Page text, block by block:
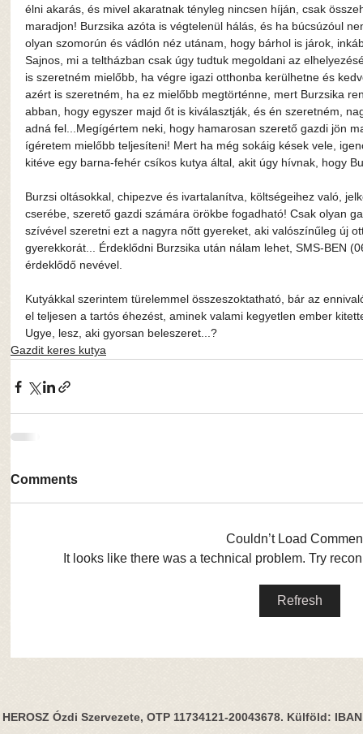
élni akarás, és mivel akaratnak tényleg nincsen híján, csak
maradjon! Burzsika azóta is végtelenül hálás, és ha búcsúzóul
olyan szomorún és vádlón néz utánam, hogy bárhol is járok,
Sajnos, mi a teltházban csak úgy tudtuk megoldani az
is szeretném mielőbb, ha végre igazi otthonba kerülhetne és
azért is szeretném, ha ez mielőbb megtörténne, mert Burzsika
abban, hogy egyszer majd őt is kiválasztják, és én szeretném,
adná fel...Megígértem neki, hogy hamarosan szerető gazdi jön
ígéretem mielőbb teljesíteni! Mert ha még sokáig kések vele,
kitéve egy barna-fehér csíkos kutya által, akit úgy hívnak, hogy
Burzsi oltásokkal, chipezve és ivartalanítva, költségeihez való,
cserébe, szerető gazdi számára örökbe fogadható! Csak olyan
szívével szeretni ezt a nagyra nőtt gyereket, aki valószínűleg új
gyerekkorát... Érdeklődni Burzsika után nálam lehet, SMS-BEN
érdeklődő nevével.
Kutyákkal szerintem türelemmel összeszoktatható, bár az
el teljesen a tartós éhezést, aminek valami kegyetlen ember
Ugye, lesz, aki gyorsan beleszeret...?
Gazdit keres kutya
Comments
Couldn’t Load
It looks like there was a technical problem. Try
Refresh
HEROSZ Ózdi Szervezete, OTP 11734121-20043678. Külföld: